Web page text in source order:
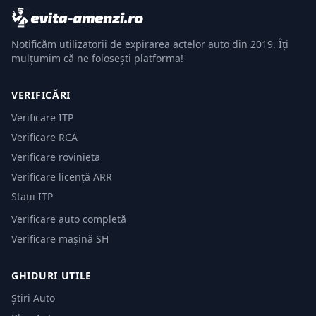
Notificăm utilizatorii de expirarea actelor auto din 2019. Îți
mulțumim că ne folosești platforma!
VERIFICĂRI
Verificare ITP
Verificare RCA
Verificare rovinieta
Verificare licență ARR
Stații ITP
Verificare auto completă
Verificare mașină SH
GHIDURI UTILE
Știri Auto